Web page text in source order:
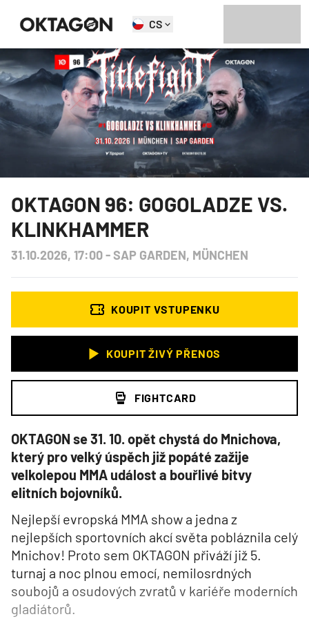
CS
OKTAGON 96: GOGOLADZE VS.
KLINKHAMMER
31.10.2026, 17:00-SAP GARDEN, MÜNCHEN
KOUPIT VSTUPENKU
KOUPIT ŽIVÝ PŘENOS
FIGHTCARD
OKTAGON se 31. 10. opět chystá do Mnichova,
který pro velký úspěch již popáté zažije
velkolepou MMA událost a bouřlivé bitvy
elitních bojovníků.
Nejlepší evropská MMA show a jedna z
nejlepších sportovních akcí světa pobláznila celý
Mnichov! Proto sem OKTAGON přiváží již 5.
turnaj a noc plnou emocí, nemilosrdných
soubojů a osudových zvratů v kariéře moderních
gladiátorů.